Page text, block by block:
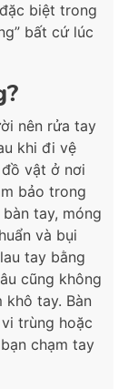
biệt trong
bất cứ lúc
nên rửa tay
khi đi vệ
vật ở nơi
bảo trong
tay, móng
và bụi
tay bằng
cũng không
khô tay. Bàn
trùng hoặc
chạm tay